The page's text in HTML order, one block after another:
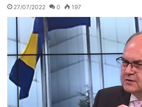
27/07/2022 0 197